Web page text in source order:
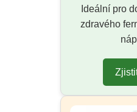
Ideální pro
zdravého